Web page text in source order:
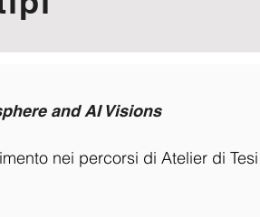
and AI Visions
nei percorsi di Atelier di Tesi